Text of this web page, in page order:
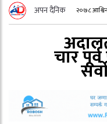
अपन दैनिक २०७८
चार